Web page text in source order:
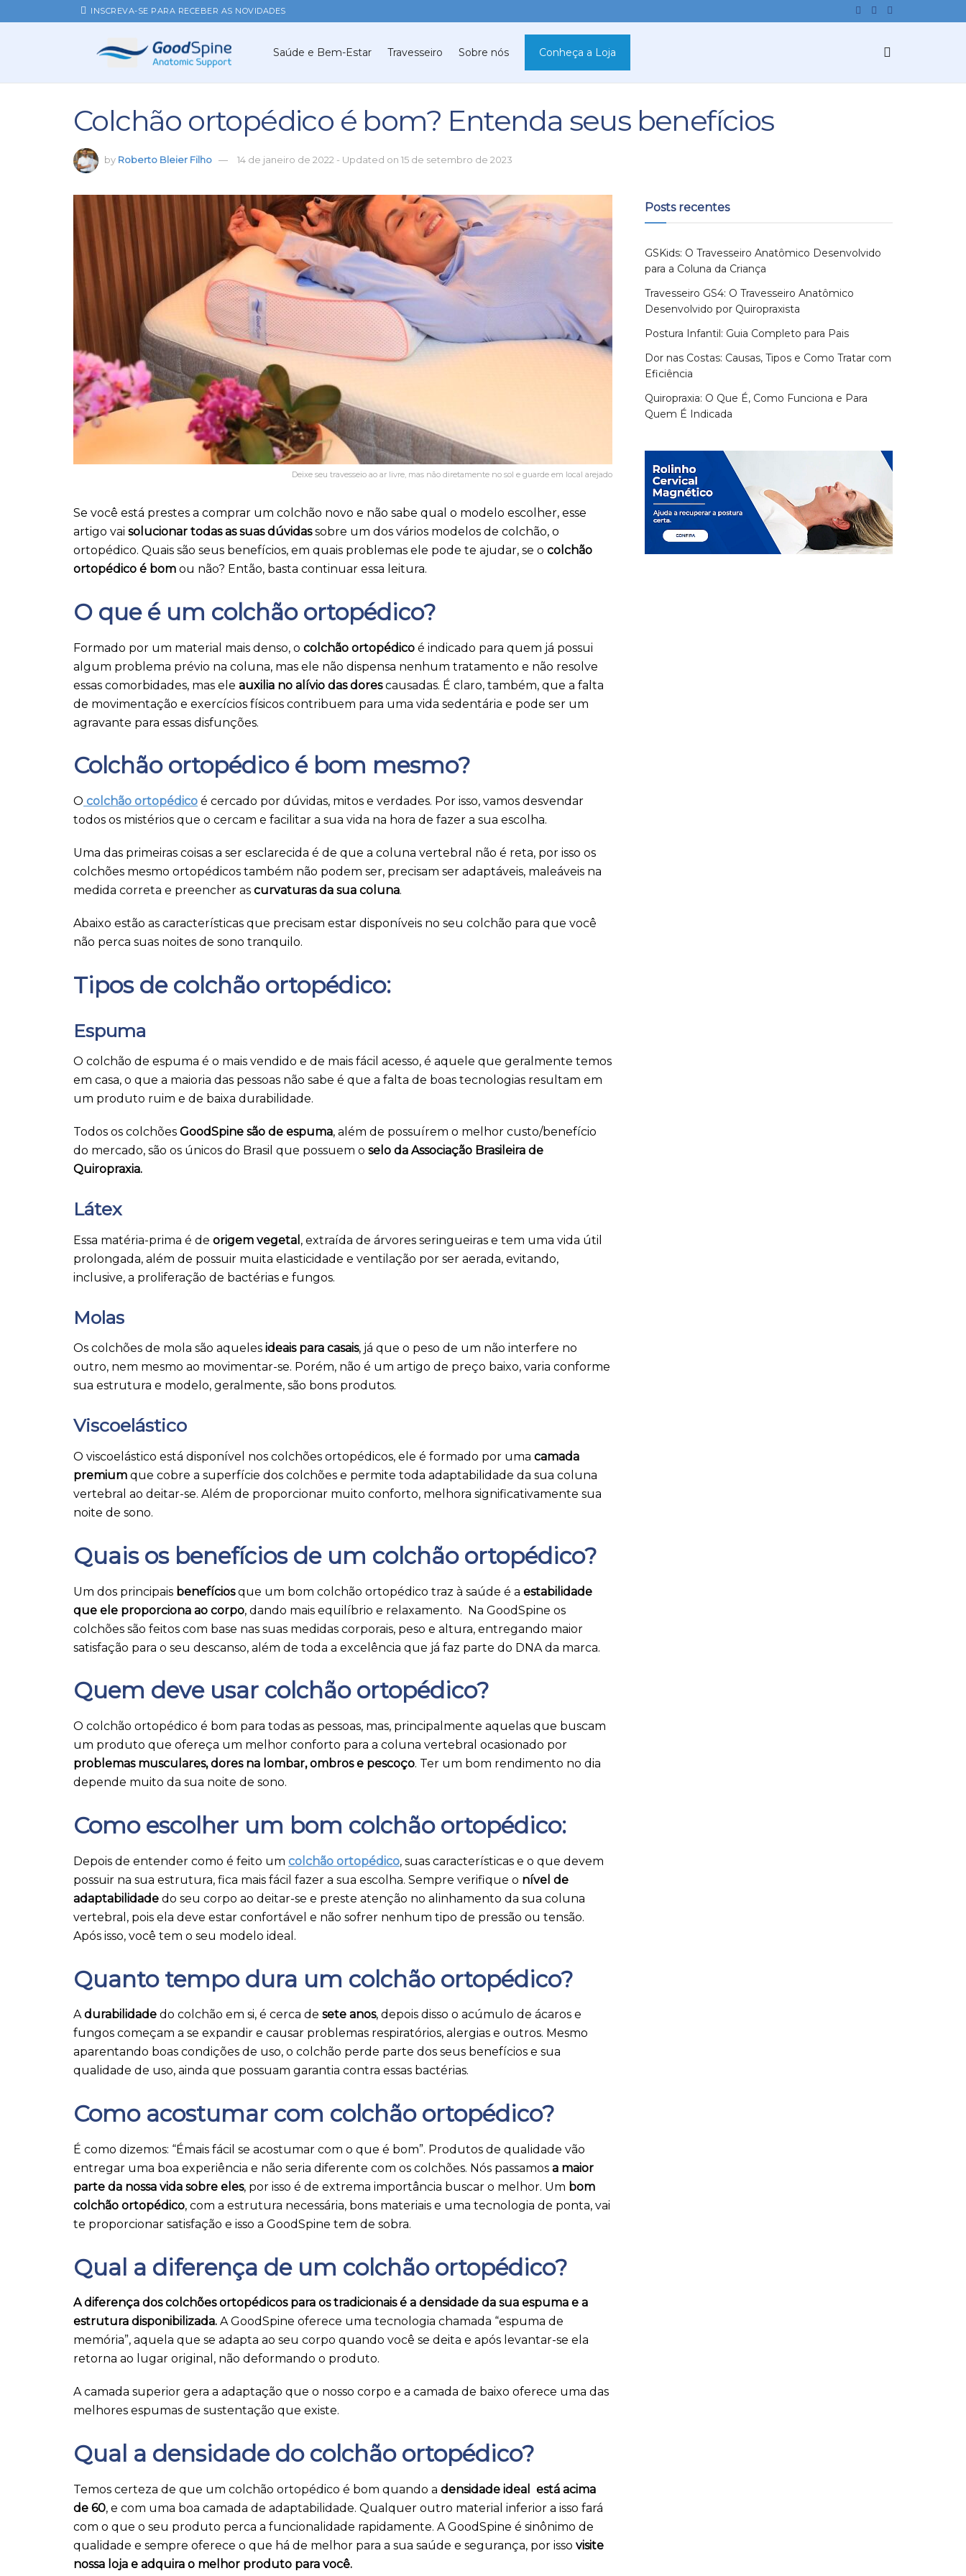
INSCREVA-SE PARA RECEBER AS NOVIDADES
Saúde e Bem-Estar Travesseiro Sobre nós Conheça a Loja
Colchão ortopédico é bom? Entenda seus benefícios
by Roberto Bleier Filho 14 de janeiro de 2022 - Updated on 15 de setembro de 2023
Deixe seu travesseio ao ar livre, mas não diretamente no sol e guarde em local arejado
Se você está prestes a comprar um colchão novo e não sabe qual o modelo escolher, esse
artigo vai solucionar todas as suas dúvidassobre um dos vários modelos de colchão, o
ortopédico. Quais são seus benefícios, em quais problemas ele pode te ajudar, se o colchão
ortopédico é bom ou não? Então, basta continuar essa leitura.
O que é um colchão ortopédico?
Formado por um material mais denso, o colchão ortopédico é indicado para quem já possui
algum problema prévio na coluna, mas ele não dispensa nenhum tratamento e não resolve
essas comorbidades, mas ele auxilia no alívio das dorescausadas. É claro, também, que a falta
de movimentação e exercícios físicos contribuem para uma vida sedentária e pode ser um
agravante para essas disfunções.
Colchão ortopédico é bom mesmo?
O colchão ortopédico é cercado por dúvidas, mitos e verdades. Por isso, vamos desvendar
todos os mistérios que o cercam e facilitar a sua vida na hora de fazer a sua escolha.
Uma das primeiras coisas a ser esclarecida é de que a coluna vertebral não é reta, por isso os
colchões mesmo ortopédicos também não podem ser, precisam ser adaptáveis, maleáveis na
medida correta e preencher as curvaturas da sua coluna.
Abaixo estão as características que precisam estar disponíveis no seu colchão para que você
não perca suas noites de sono tranquilo.
Tipos de colchão ortopédico:
Espuma
O colchão de espuma é o mais vendido e de mais fácil acesso, é aquele que geralmente temos
em casa, o que a maioria das pessoas não sabe é que a falta de boas tecnologias resultam em
um produto ruim e de baixa durabilidade.
Todos os colchões GoodSpine são de espuma, além de possuírem o melhor custo/benefício
do mercado, são os únicos do Brasil que possuem o selo da Associação Brasileira de
Quiropraxia.
Látex
Essa matéria-prima é de origem vegetal , extraída de árvores seringueiras e tem uma vida útil
prolongada, além de possuir muita elasticidade e ventilação por ser aerada, evitando,
inclusive, a proliferação de bactérias e fungos.
Molas
Os colchões de mola são aqueles ideais para casais, já que o peso de um não interfere no
outro, nem mesmo ao movimentar-se. Porém, não é um artigo de preço baixo, varia conforme
sua estrutura e modelo, geralmente, são bons produtos.
Viscoelástico
O viscoelástico está disponível nos colchões ortopédicos, ele é formado por uma camada
premium que cobre a superfície dos colchões e permite toda adaptabilidade da sua coluna
vertebral ao deitar-se. Além de proporcionar muito conforto, melhora significativamente sua
noite de sono.
Quais os benefícios de um colchão ortopédico?
Um dos principais benefíciosque um bom colchão ortopédico traz à saúde é a estabilidade
que ele proporciona ao corpo, dando mais equilíbrio e relaxamento. Na GoodSpine os
colchões são feitos com base nas suas medidas corporais, peso e altura, entregando maior
satisfação para o seu descanso, além de toda a excelência que já faz parte do DNA da marca.
Quem deve usar colchão ortopédico?
O colchão ortopédico é bom para todas as pessoas, mas, principalmente aquelas que buscam
um produto que ofereça um melhor conforto para a coluna vertebral ocasionado por
problemas musculares, dores na lombar, ombros e pescoço. Ter um bom rendimento no dia
depende muito da sua noite de sono.
Como escolher um bom colchão ortopédico:
Depois de entender como é feito um colchão ortopédico, suas características e o que devem
possuir na sua estrutura, fica mais fácil fazer a sua escolha. Sempre verifique o nível de
adaptabilidade do seu corpo ao deitar-se e preste atenção no alinhamento da sua coluna
vertebral, pois ela deve estar confortável e não sofrer nenhum tipo de pressão ou tensão.
Após isso, você tem o seu modelo ideal.
Quanto tempo dura um colchão ortopédico?
Adurabilidade do colchão em si, é cerca de sete anos, depois disso o acúmulo de ácaros e
fungos começam a se expandir e causar problemas respiratórios, alergias e outros. Mesmo
aparentando boas condições de uso, o colchão perde parte dos seus benefícios e sua
qualidade de uso, ainda que possuam garantia contra essas bactérias.
Como acostumar com colchão ortopédico?
É como dizemos: “Émais fácil se acostumar com o que é bom”. Produtos de qualidade vão
entregar uma boa experiência e não seria diferente com os colchões. Nós passamos a maior
parte da nossa vida sobre eles, por isso é de extrema importância buscar o melhor. Um bom
colchão ortopédico, com a estrutura necessária, bons materiais e uma tecnologia de ponta, vai
te proporcionar satisfação e isso a GoodSpine tem de sobra.
Qual a diferença de um colchão ortopédico?
A diferença dos colchões ortopédicos para os tradicionais é a densidade da sua espuma e a
estrutura disponibilizada. A GoodSpine oferece uma tecnologia chamada “espuma de
memória”, aquela que se adapta ao seu corpo quando você se deita e após levantar-se ela
retorna ao lugar original, não deformando o produto.
A camada superior gera a adaptação que o nosso corpo e a camada de baixo oferece uma das
melhores espumas de sustentação que existe.
Qual a densidade do colchão ortopédico?
Temos certeza de que um colchão ortopédico é bom quando a densidade ideal está acima
de 60, e com uma boa camada de adaptabilidade. Qualquer outro material inferior a isso fará
com o que o seu produto perca a funcionalidade rapidamente. A GoodSpine é sinônimo de
qualidade e sempre oferece o que há de melhor para a sua saúde e segurança, por isso visite
nossa loja e adquira o melhor produto para você.
Posts recentes
GSKids: O Travesseiro Anatômico Desenvolvido
para a Coluna da Criança
Travesseiro GS4: O Travesseiro Anatômico
Desenvolvido por Quiropraxista
Postura Infantil: Guia Completo para Pais
Dor nas Costas: Causas, Tipos e Como Tratar com
Eficiência
Quiropraxia: O Que É, Como Funciona e Para
Quem É Indicada